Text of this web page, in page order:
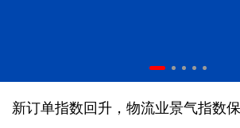
新订单指数回升，物流业景气指数